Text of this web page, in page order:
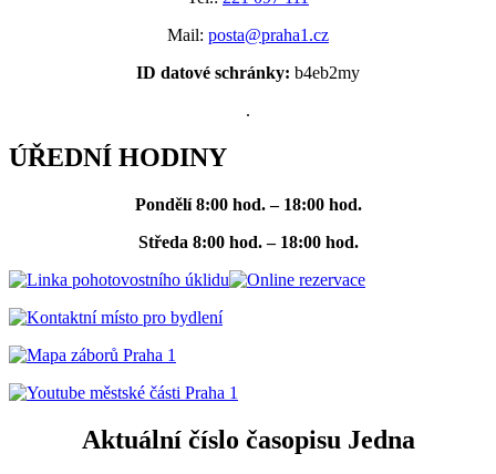
Mail: posta@praha1.cz
ID datové schránky: b4eb2my
.
ÚŘEDNÍ HODINY
Pondělí 8:00 hod. – 18:00 hod.
Středa 8:00 hod. – 18:00 hod.
Aktuální číslo časopisu Jedna